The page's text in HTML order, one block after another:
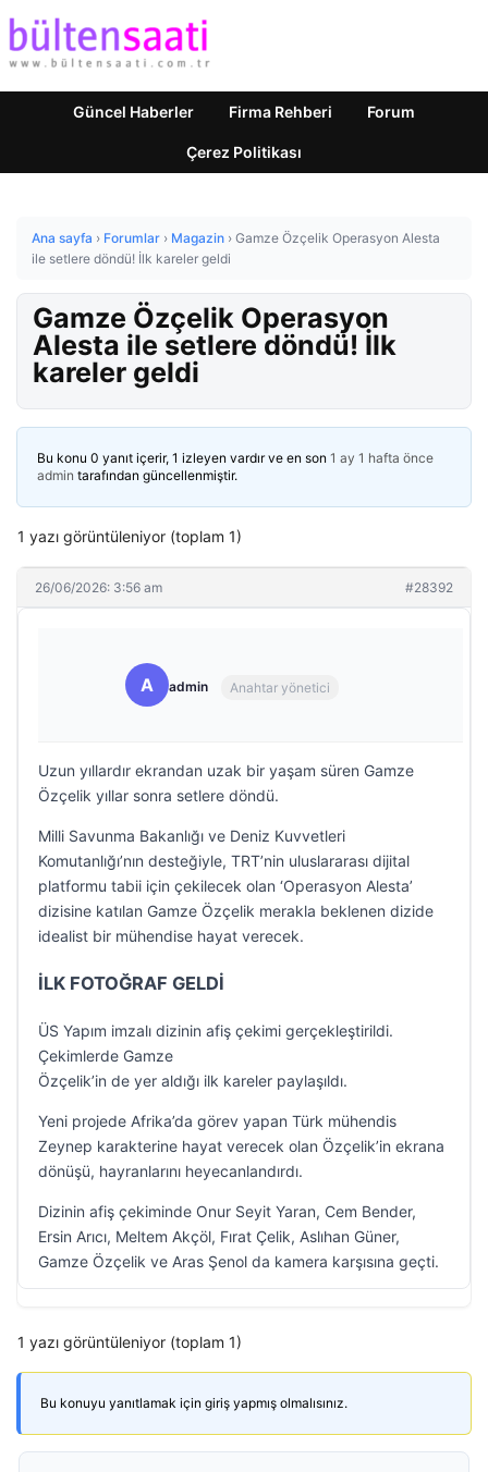
Güncel Haberler Firma Rehberi Forum
Çerez Politikası
Ana sayfa › Forumlar › Magazin › Gamze Özçelik Operasyon Alesta
ile setlere döndü! İlk kareler geldi
Gamze Özçelik Operasyon
Alesta ile setlere döndü! İlk
kareler geldi
Bu konu 0 yanıt içerir, 1 izleyen vardır ve en son 1 ay 1 hafta önce
admin tarafından güncellenmiştir.
1 yazı görüntüleniyor (toplam 1)
26/06/2026: 3:56 am #28392
A admin Anahtar yönetici
Uzun yıllardır ekrandan uzak bir yaşam süren Gamze
Özçelik yıllar sonra setlere döndü.
Milli Savunma Bakanlığı ve Deniz Kuvvetleri
Komutanlığı’nın desteğiyle, TRT’nin uluslararası dijital
platformu tabii için çekilecek olan ‘Operasyon Alesta’
dizisine katılan Gamze Özçelik merakla beklenen dizide
idealist bir mühendise hayat verecek.
İLK FOTOĞRAF GELDİ
ÜS Yapım imzalı dizinin afiş çekimi gerçekleştirildi.
Çekimlerde Gamze
Özçelik’in de yer aldığı ilk kareler paylaşıldı.
Yeni projede Afrika’da görev yapan Türk mühendis
Zeynep karakterine hayat verecek olan Özçelik’in ekrana
dönüşü, hayranlarını heyecanlandırdı.
Dizinin afiş çekiminde Onur Seyit Yaran, Cem Bender,
Ersin Arıcı, Meltem Akçöl, Fırat Çelik, Aslıhan Güner,
Gamze Özçelik ve Aras Şenol da kamera karşısına geçti.
1 yazı görüntüleniyor (toplam 1)
Bu konuyu yanıtlamak için giriş yapmış olmalısınız.